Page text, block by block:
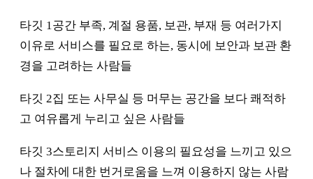
타깃 1공간 부족, 계절 용품, 보관, 부재 등 여러가지
이유로 서비스를 필요로 하는, 동시에 보안과 보관 환
경을 고려하는 사람들
타깃 2집 또는 사무실 등 머무는 공간을 보다 쾌적하
고 여유롭게 누리고 싶은 사람들
타깃 3스토리지 서비스 이용의 필요성을 느끼고 있으
나 절차에 대한 번거로움을 느껴 이용하지 않는 사람